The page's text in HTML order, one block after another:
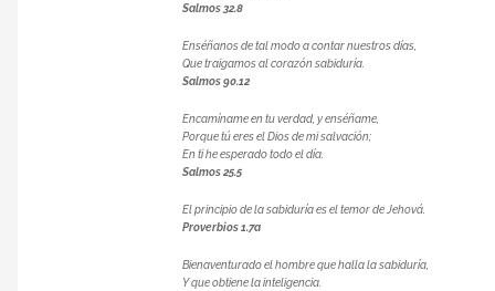
Salmos 32.8
Enséñanos de tal modo a contar nuestros días,
Que traigamos al corazón sabiduría.
Salmos 90.12
Encamíname en tu verdad, y enséñame,
Porque tú eres el Dios de mi salvación;
En ti he esperado todo el día.
Salmos 25.5
El principio de la sabiduría es el temor de Jehová.
Proverbios 1.7a
Bienaventurado el hombre que halla la sabiduría,
Y que obtiene la inteligencia.